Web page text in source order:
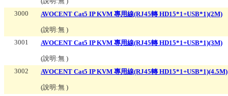
3000
AVOCENT Cat5 IP KVM 專用線(RJ45轉 HD15*1+USB*1)(2M)
(說明:無 )
3001
AVOCENT Cat5 IP KVM 專用線(RJ45轉 HD15*1+USB*1)(3M)
(說明:無 )
3002
AVOCENT Cat5 IP KVM 專用線(RJ45轉 HD15*1+USB*1)(4.5M)
(說明:無 )